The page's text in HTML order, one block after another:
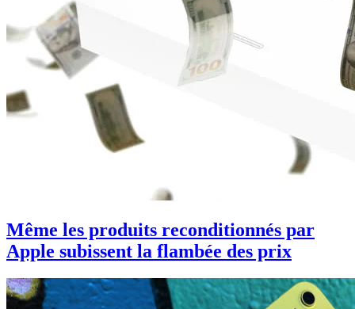
Même les produits reconditionnés par
Apple subissent la flambée des prix